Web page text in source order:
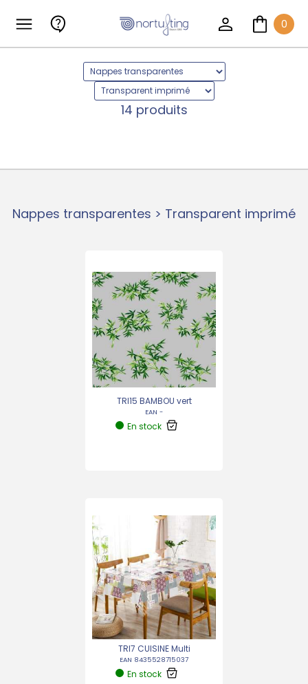
0
14 produits
Nappes transparentes > Transparent imprimé
TRI15 BAMBOU vert
EAN -
En stock
TRI7 CUISINE Multi
EAN 8435528715037
En stock